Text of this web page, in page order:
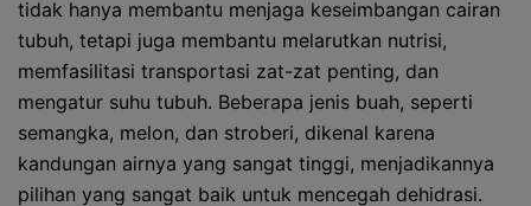
tidak hanya membantu menjaga keseimbangan cairan
tubuh, tetapi juga membantu melarutkan nutrisi,
memfasilitasi transportasi zat-zat penting, dan
mengatur suhu tubuh. Beberapa jenis buah, seperti
semangka, melon, dan stroberi, dikenal karena
kandungan airnya yang sangat tinggi, menjadikannya
pilihan yang sangat baik untuk mencegah dehidrasi.